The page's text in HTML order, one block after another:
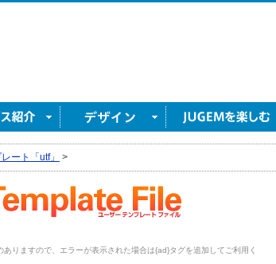
ート「utf」 >
りますので、エラーが表示された場合は{ad}タグを追加してご利用く